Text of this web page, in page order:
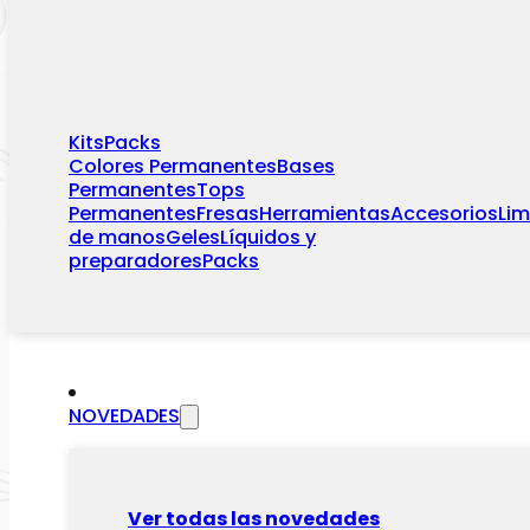
KitsPacks
Colores PermanentesBases
PermanentesTops
PermanentesFresasHerramientasAccesorios
de manosGelesLíquidos y
preparadoresPacks
NOVEDADES
Ver todas las novedades